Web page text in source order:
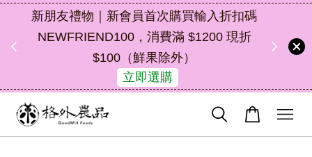
買輸入折扣碼
$1200 現折
中秋禮盒新上市｜橘皮植萃永續好禮，
油去味・送禮自用兩相宜
了解詳情